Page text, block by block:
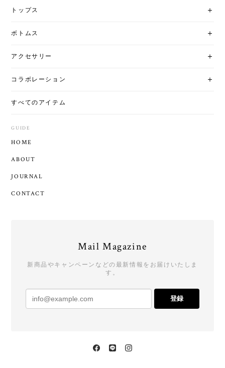
トップス
ボトムス
アクセサリー
コラボレーション
すべてのアイテム
GUIDE
HOME
ABOUT
JOURNAL
CONTACT
Mail Magazine
新商品やキャンペーンなどの最新情報をお届けいたしま
す。
登録